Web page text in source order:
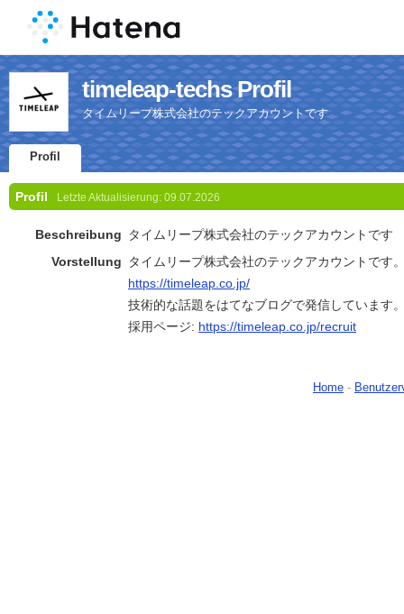
timeleap-techs Profil
タイムリープ株式会社のテックアカウントです
Profil
Profil Letzte Aktualisierung: 09.07.2026
Beschreibung
タイムリープ株式会社のテックアカウントです
Vorstellung
タイムリープ株式会社のテックアカウントです
https://timeleap.co.jp/
技術的な話題をはてなブログで発信しています
採用ページ: https://timeleap.co.jp/recruit
Home -